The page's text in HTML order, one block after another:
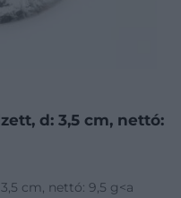
d: 3,5 cm, nettó:
cm, nettó: 9,5 g<a